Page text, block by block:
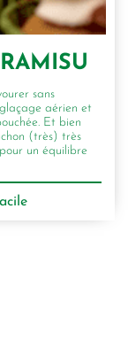
sans
aérien et
Et bien
(très) très
un équilibre